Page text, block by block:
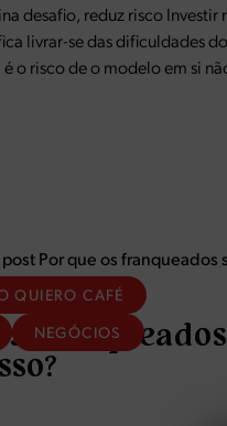
desafio, reduz risco Investir
livrar-se das dificuldades
o risco de o modelo em si
QUIERO CAFÉ
NEGÓCIOS
franqueados